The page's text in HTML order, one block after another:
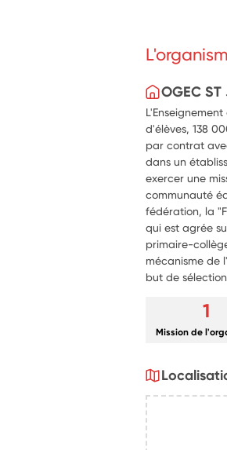
OGEC ST
d'élèves, 138
par contrat
dans un
exercer une
communauté
fédération, la
qui est agrée
primaire-
mécanisme de
but de
1
Mission de